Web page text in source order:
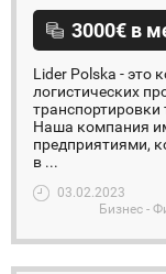
3000€ в
Lider Polska - это
логистических
Наша компания
предприятиями,
в ...
03.02.2023
Бизнес -